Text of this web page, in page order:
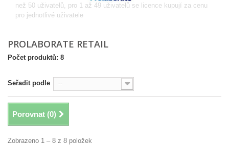
než 50 uživatelů, pro 1 až 49 uživatelů se licence kupují za cenu
pro jednotlivé uživatele
PROLABORATE RETAIL
Počet produktů: 8
Seřadit podle --
Porovnat (0)
Zobrazeno 1 – 8 z 8 položek